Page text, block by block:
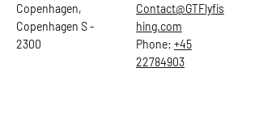
Copenhagen,
Copenhagen S -
2300
Contact@GTFlyfis
hing.com
Phone: +45
22784903